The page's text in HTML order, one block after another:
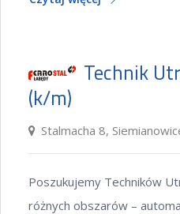
Technik
(k/m)
Stalmacha 8,
Poszukujemy Techników
różnych obszarów –